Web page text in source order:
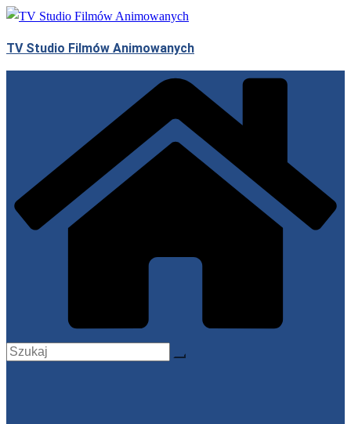
Przejdź
treści
TV Studio Filmów Animowanych